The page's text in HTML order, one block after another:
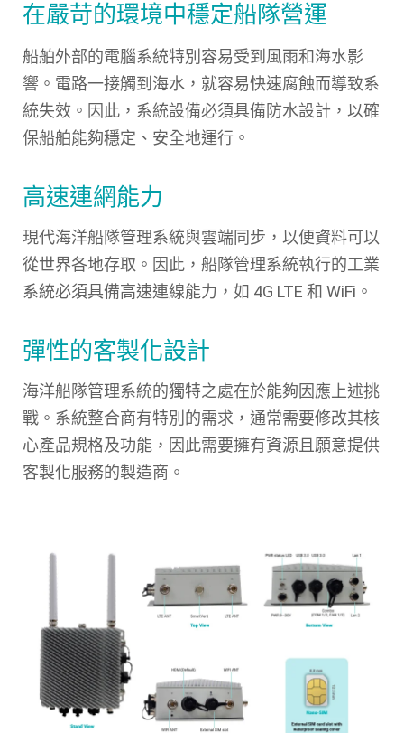
在嚴苛的環境中穩定船隊營運
船舶外部的電腦系統特別容易受到風雨和海水影
響。電路一接觸到海水，就容易快速腐蝕而導致系
統失效。因此，系統設備必須具備防水設計，以確
保船舶能夠穩定、安全地運行。
高速連網能力
現代海洋船隊管理系統與雲端同步，以便資料可以
從世界各地存取。因此，船隊管理系統執行的工業
系統必須具備高速連線能力，如 4G LTE 和 WiFi。
彈性的客製化設計
海洋船隊管理系統的獨特之處在於能夠因應上述挑
戰。系統整合商有特別的需求，通常需要修改其核
心產品規格及功能，因此需要擁有資源且願意提供
客製化服務的製造商。